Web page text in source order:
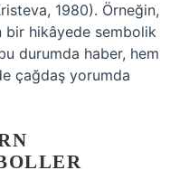
1980). Örneğin,
bir hikâyede sembolik
durumda haber, hem
çağdaş yorumda